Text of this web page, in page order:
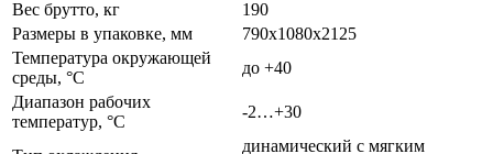
Вес брутто, кг
190
Размеры в упаковке, мм
790х1080х2125
Температура окружающей
среды, °С
до +40
Диапазон рабочих
температур, °C
-2…+30
динамический с мягким